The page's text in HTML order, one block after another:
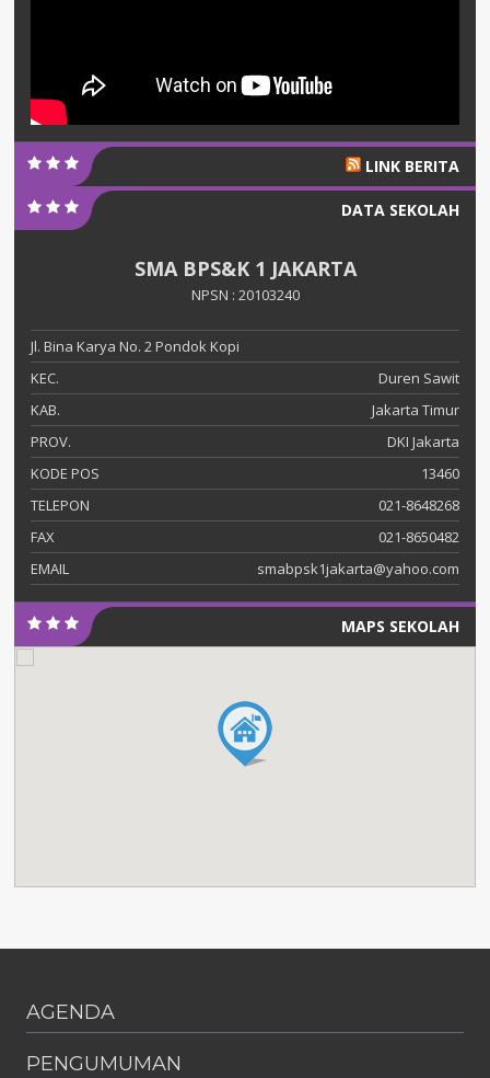
LINK BERITA
DATA SEKOLAH
SMA BPS&K 1 JAKARTA
NPSN : 20103240
Jl. Bina Karya No. 2 Pondok Kopi
KEC.
Duren Sawit
KAB.
Jakarta Timur
PROV.
DKI Jakarta
KODE POS
13460
TELEPON
021-8648268
FAX
021-8650482
EMAIL
smabpsk1jakarta@yahoo.com
MAPS SEKOLAH
AGENDA
PENGUMUMAN